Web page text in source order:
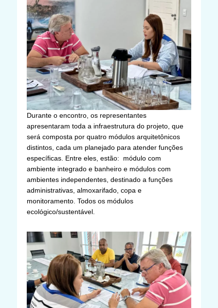
Durante o encontro, os representantes
apresentaram toda a infraestrutura do projeto, que
será composta por quatro módulos arquitetônicos
distintos, cada um planejado para atender funções
específicas. Entre eles, estão: módulo com
ambiente integrado e banheiro e módulos com
ambientes independentes, destinado a funções
administrativas, almoxarifado, copa e
monitoramento. Todos os módulos
ecológico/sustentável.